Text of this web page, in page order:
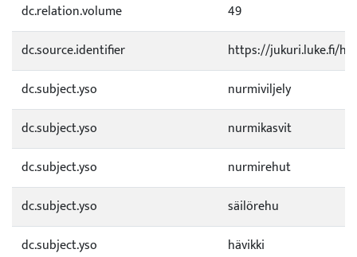
dc.relation.volume
49
dc.source.identifier
https://jukuri.luke.fi/
dc.subject.yso
nurmiviljely
dc.subject.yso
nurmikasvit
dc.subject.yso
nurmirehut
dc.subject.yso
säilörehu
dc.subject.yso
hävikki